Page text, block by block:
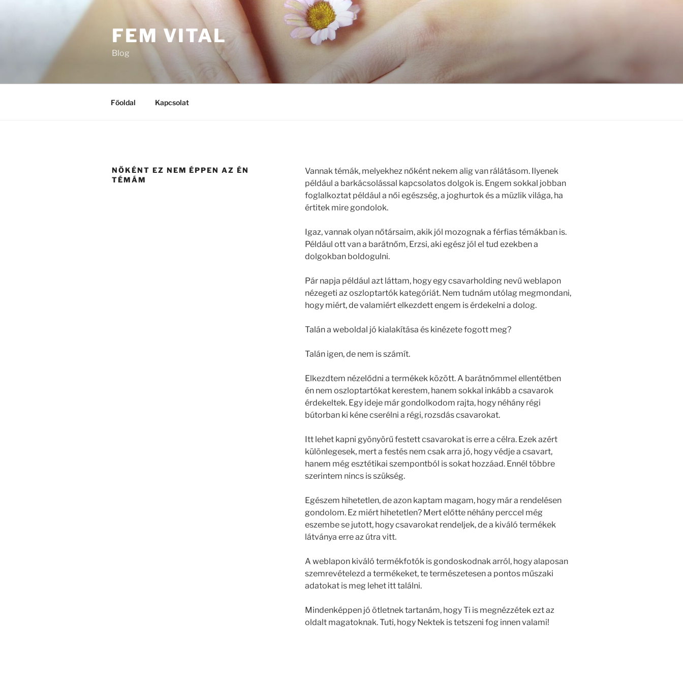
FEM VITAL
Blog
Főoldal Kapcsolat
NŐKÉNT EZ NEM ÉPPEN AZ ÉN
TÉMÁM
Vannak témák, melyekhez nőként nekem alig van rálátásom. Ilyenek
például a barkácsolással kapcsolatos dolgok is. Engem sokkal jobban
foglalkoztat például a női egészség, a joghurtok és a müzlik világa, ha
értitek mire gondolok.
Igaz, vannak olyan nőtársaim, akik jól mozognak a férfias témákban is.
Például ott van a barátnőm, Erzsi, aki egész jól el tud ezekben a
dolgokban boldogulni.
Pár napja például azt láttam, hogy egy csavarholding nevű weblapon
nézegeti az oszloptartók kategóriát. Nem tudnám utólag megmondani,
hogy miért, de valamiért elkezdett engem is érdekelni a dolog.
Talán a weboldal jó kialakítása és kinézete fogott meg?
Talán igen, de nem is számít.
Elkezdtem nézelődni a termékek között. A barátnőmmel ellentétben
én nem oszloptartókat kerestem, hanem sokkal inkább a csavarok
érdekeltek. Egy ideje már gondolkodom rajta, hogy néhány régi
bútorban ki kéne cserélni a régi, rozsdás csavarokat.
Itt lehet kapni gyönyörű festett csavarokat is erre a célra. Ezek azért
különlegesek, mert a festés nem csak arra jó, hogy védje a csavart,
hanem még esztétikai szempontból is sokat hozzáad. Ennél többre
szerintem nincs is szükség.
Egészem hihetetlen, de azon kaptam magam, hogy már a rendelésen
gondolom. Ez miért hihetetlen? Mert előtte néhány perccel még
eszembe se jutott, hogy csavarokat rendeljek, de a kiváló termékek
látványa erre az útra vitt.
A weblapon kiváló termékfotók is gondoskodnak arról, hogy alaposan
szemrevételezd a termékeket, te természetesen a pontos műszaki
adatokat is meg lehet itt találni.
Mindenképpen jó ötletnek tartanám, hogy Ti is megnézzétek ezt az
oldalt magatoknak. Tuti, hogy Nektek is tetszeni fog innen valami!